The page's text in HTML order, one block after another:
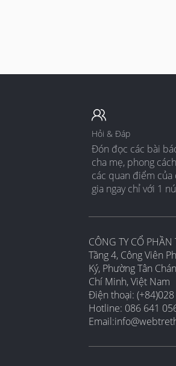
Hỏi & Đáp
Đón đọc các bài
cha mẹ, phong
các quan điểm của
gia ngay chỉ với 1
CÔNG TY CỔ PHẦN
Tầng 4, Công Viên
Ký, Phường Tân
Chí Minh, Việt Nam
Điện thoại:
Hotline: 086 641
Email: